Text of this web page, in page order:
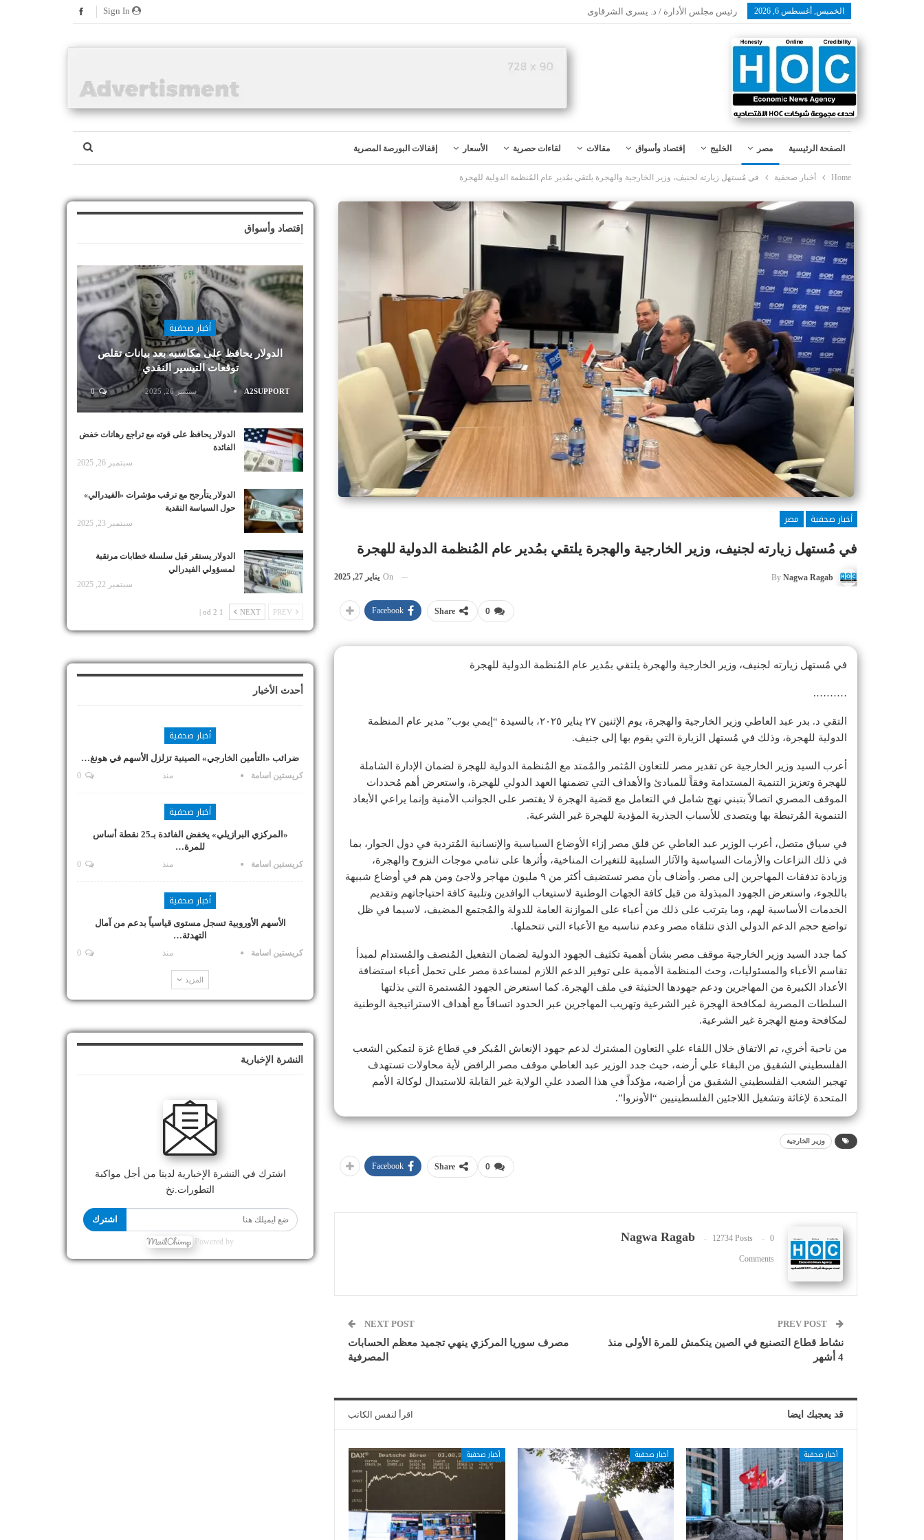
الخميس, أغسطس 6, 2026 رئيس مجلس الأدارة / د. يسرى الشرقاوى
الصفحة الرئيسية مصر الخليج إقتصاد وأسواق مقالات لقاءات حصرية الأسعار إقفالات البورصة المصرية
Home أخبار صحفية في مُستهل زيارته لجنيف، وزير الخارجية والهجرة يلتقي بمُدير عام المُنظمة الدولية للهجرة
أخبار صحفية
مصر
في مُستهل زيارته لجنيف، وزير الخارجية والهجرة يلتقي بمُدير عام المُنظمة الدولية للهجرة
By Nagwa Ragab
On يناير 27, 2025
0
Share
Facebook
في مُستهل زيارته لجنيف، وزير الخارجية والهجرة يلتقي بمُدير عام المُنظمة الدولية للهجرة
……….
التقي د. بدر عبد العاطي وزير الخارجية والهجرة، يوم الإثنين ٢٧ يناير ٢٠٢٥، بالسيدة “إيمي بوب” مدير عام المنظمة
الدولية للهجرة، وذلك في مُستهل الزيارة التي يقوم بها إلى جنيف.
أعرب السيد وزير الخارجية عن تقدير مصر للتعاون المُثمر والمُمتد مع المُنظمة الدولية للهجرة لضمان الإدارة الشاملة
للهجرة وتعزيز التنمية المستدامة وفقاً للمبادئ والأهداف التي تضمنها العهد الدولي للهجرة، واستعرض أهم مُحددات
الموقف المصري اتصالاً بتبني نهج شامل في التعامل مع قضية الهجرة لا يقتصر على الجوانب الأمنية وإنما يراعي الأبعاد
التنموية المُرتبطة بها ويتصدى للأسباب الجذرية المؤدية للهجرة غير الشرعية.
في سياق متصل، أعرب الوزير عبد العاطي عن قلق مصر إزاء الأوضاع السياسية والإنسانية المُتردية في دول الجوار، بما
في ذلك النزاعات والأزمات السياسية والآثار السلبية للتغيرات المناخية، وأثرها على تنامي موجات النزوح والهجرة،
وزيادة تدفقات المهاجرين إلى مصر. وأضاف بأن مصر تستضيف أكثر من ٩ مليون مهاجر ولاجئ ومن هم في أوضاع شبيهة
باللجوء، واستعرض الجهود المبذولة من قبل كافة الجهات الوطنية لاستيعاب الوافدين وتلبية كافة احتياجاتهم وتقديم
الخدمات الأساسية لهم، وما يترتب على ذلك من أعباء على الموازنة العامة للدولة والمُجتمع المضيف، لاسيما في ظل
تواضع حجم الدعم الدولي الذي تتلقاه مصر وعدم تناسبه مع الأعباء التي تتحملها.
كما جدد السيد وزير الخارجية موقف مصر بشأن أهمية تكثيف الجهود الدولية لضمان التفعيل المُنصف والمُستدام لمبدأ
تقاسم الأعباء والمسئوليات، وحث المنظمة الأممية على توفير الدعم اللازم لمساعدة مصر على تحمل أعباء استضافة
الأعداد الكبيرة من المهاجرين ودعم جهودها الحثيثة في ملف الهجرة. كما استعرض الجهود المُستمرة التي بذلتها
السلطات المصرية لمكافحة الهجرة غير الشرعية وتهريب المهاجرين عبر الحدود اتساقاً مع أهداف الاستراتيجية الوطنية
لمكافحة ومنع الهجرة غير الشرعية.
من ناحية أخري، تم الاتفاق خلال اللقاء علي التعاون المشترك لدعم جهود الإنعاش المُبكر في قطاع غزة لتمكين الشعب
الفلسطيني الشقيق من البقاء علي أرضه، حيث جدد الوزير عبد العاطي موقف مصر الرافض لأية محاولات تستهدف
تهجير الشعب الفلسطيني الشقيق من أراضيه، مؤكداً في هذا الصدد علي الولاية غير القابلة للاستبدال لوكالة الأمم
المتحدة لإغاثة وتشغيل اللاجئين الفلسطينيين “الأونروا”.
وزير الخارجية
0
Share
Facebook
Nagwa Ragab 12734 Posts 0
Comments
نشاط قطاع التصنيع في الصين ينكمش للمرة الأولى منذ
4 أشهر
NEXT POST
مصرف سوريا المركزي ينهي تجميد معظم الحسابات
المصرفية
قد يعجبك ايضا اقرأ لنفس الكاتب
أخبار صحفية أخبار صحفية أخبار صحفية
إقتصاد وأسواق
أخبار صحفية
الدولار يحافظ على مكاسبه بعد بيانات تقلص
توقعات التيسير النقدي
A2SUPPORT سبتمبر 26, 2025 0
الدولار يحافظ على قوته مع تراجع رهانات خفض
الفائدة
سبتمبر 26, 2025
الدولار يتأرجح مع ترقب مؤشرات «الفيدرالي»
حول السياسة النقدية
سبتمبر 23, 2025
الدولار يستقر قبل سلسلة خطابات مرتقبة
لمسؤولي الفيدرالي
سبتمبر 22, 2025
NEXT
1 od 2 |
أحدث الأخبار
أخبار صحفية
ضرائب «التأمين الخارجي» الصينية تزلزل الأسهم في هونغ…
كريستين اسامة منذ
أخبار صحفية
«المركزي البرازيلي» يخفض الفائدة بـ25 نقطة أساس
للمرة…
كريستين اسامة منذ
أخبار صحفية
الأسهم الأوروبية تسجل مستوى قياسياً بدعم من آمال
التهدئة…
كريستين اسامة منذ
المزيد
النشرة الإخبارية
اشترك في النشرة الإخبارية لدينا من أجل مواكبة
التطورات.نخ
اشترك
Powered by